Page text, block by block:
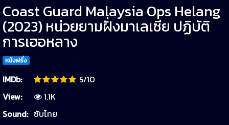
Coast Guard Malaysia Ops Helang
(2023) หน่วยยามฝั่งมาเลเซีย ปฏิบัติ
การเฮอหลาง
หนังฝรั่ง
IMDb:
5/10
View:
1.1K
Sound: ซับไทย